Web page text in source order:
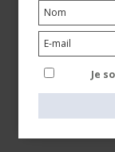
Je